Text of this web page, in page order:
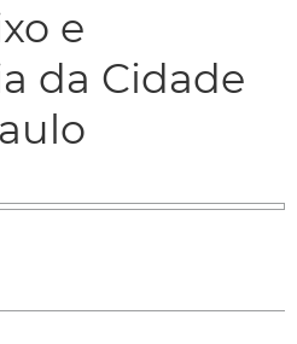
e
da Cidade